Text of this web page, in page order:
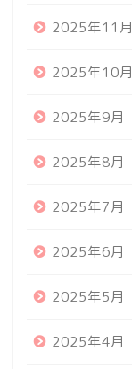
2025年11月
2025年10月
2025年9月
2025年8月
2025年7月
2025年6月
2025年5月
2025年4月